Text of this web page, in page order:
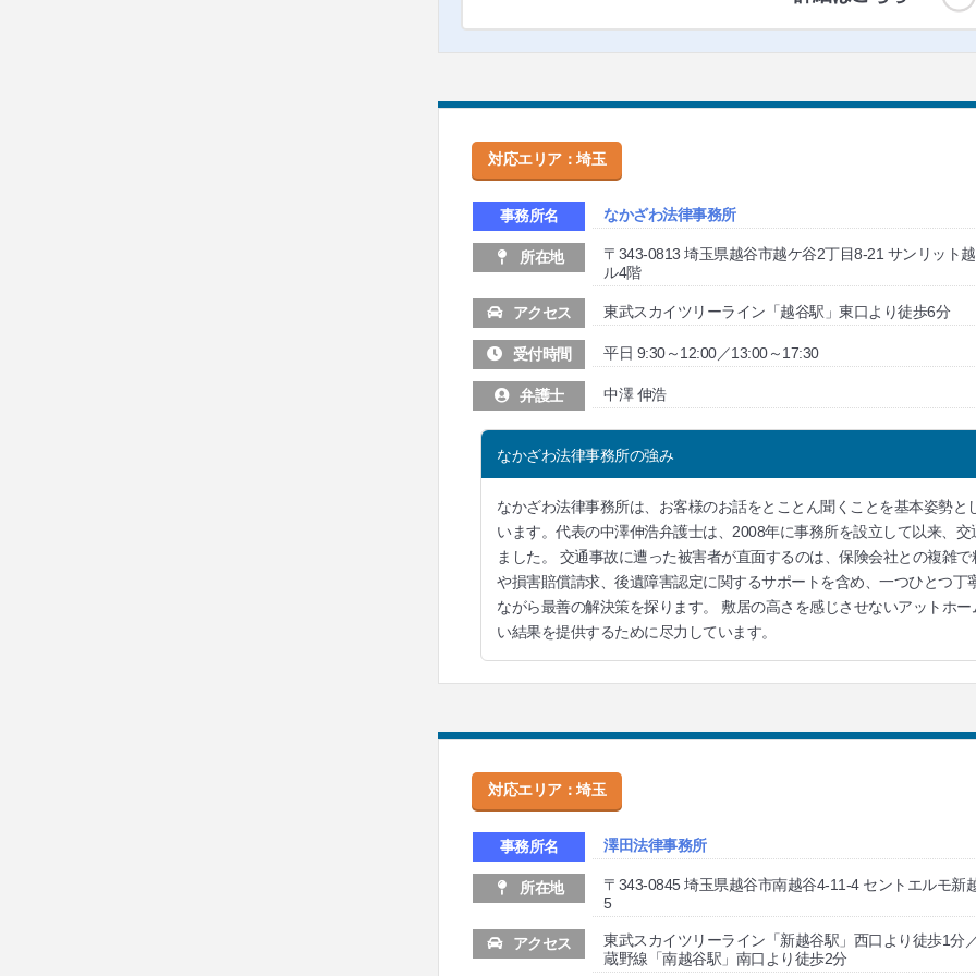
対応エリア：埼玉
事務所名 なかざわ法律事務所
所在地
〒343-0813 埼玉県越谷市越ケ谷2丁目8-21 サンリット
ル4階
アクセス 東武スカイツリーライン「越谷駅」東口より徒歩6分
受付時間 平日 9:30～12:00／13:00～17:30
弁護士 中澤 伸浩
なかざわ法律事務所の強み
なかざわ法律事務所は、お客様のお話をとことん聞くことを基本姿勢
います。代表の中澤伸浩弁護士は、2008年に事務所を設立して以来、
ました。 交通事故に遭った被害者が直面するのは、保険会社との複雑
や損害賠償請求、後遺障害認定に関するサポートを含め、一つひとつ
ながら最善の解決策を探ります。 敷居の高さを感じさせないアットホ
い結果を提供するために尽力しています。
対応エリア：埼玉
事務所名 澤田法律事務所
所在地
〒343-0845 埼玉県越谷市南越谷4-11-4 セントエルモ新
5
アクセス
東武スカイツリーライン「新越谷駅」西口より徒歩1分
蔵野線「南越谷駅」南口より徒歩2分